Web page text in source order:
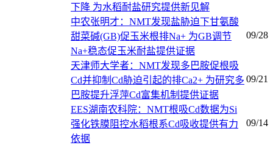
下降 为水稻耐盐研究提供新见解
中农张明才：NMT发现盐胁迫下甘氨酸
甜菜碱(GB)促玉米根排Na+ 为GB调节
Na+稳态促玉米耐盐提供证据
09/28
天津师大学者：NMT发现多巴胺促根吸
Cd并抑制Cd胁迫引起的排Ca2+ 为研究多
巴胺提升浮萍Cd富集机制提供证据
09/21
EES湖南农科院：NMT根吸Cd数据为Si
强化铁膜阻控水稻根系Cd吸收提供有力
依据
09/14